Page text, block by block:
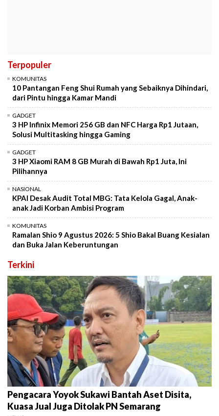
Terpopuler
KOMUNITAS
10 Pantangan Feng Shui Rumah yang Sebaiknya Dihindari,
dari Pintu hingga Kamar Mandi
GADGET
3 HP Infinix Memori 256 GB dan NFC Harga Rp1 Jutaan,
Solusi Multitasking hingga Gaming
GADGET
3 HP Xiaomi RAM 8 GB Murah di Bawah Rp1 Juta, Ini
Pilihannya
NASIONAL
KPAI Desak Audit Total MBG: Tata Kelola Gagal, Anak-
anak Jadi Korban Ambisi Program
KOMUNITAS
Ramalan Shio 9 Agustus 2026: 5 Shio Bakal Buang Kesialan
dan Buka Jalan Keberuntungan
Terkini
Pengacara Yoyok Sukawi Bantah Aset Disita,
Kuasa Jual Juga Ditolak PN Semarang